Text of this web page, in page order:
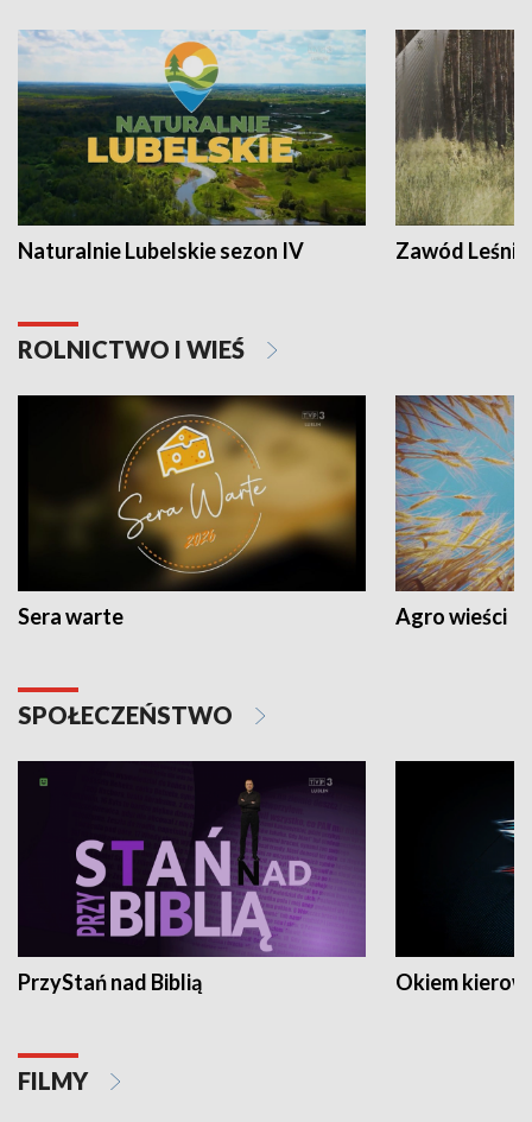
Naturalnie Lubelskie sezon IV Zawód Leśnik
ROLNICTWO I WIEŚ
Sera warte Agro wieści
SPOŁECZEŃSTWO
PrzyStań nad Biblią Okiem
FILMY